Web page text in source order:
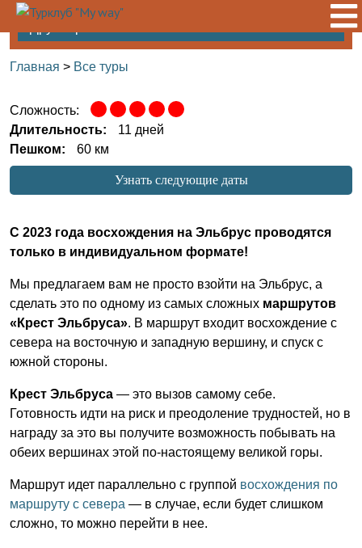
Главная > Все туры
Сложность:
Длительность:
11 дней
Пешком:
60 км
Узнать следующие даты
С 2023 года восхождения на Эльбрус проводятся
только в индивидуальном формате!
Мы предлагаем вам не просто взойти на Эльбрус, а
сделать это по одному из самых сложных маршрутов
«Крест Эльбруса». В маршрут входит восхождение с
севера на восточную и западную вершину, и спуск с
южной стороны.
Крест Эльбруса — это вызов самому себе.
Готовность идти на риск и преодоление трудностей, но в
награду за это вы получите возможность побывать на
обеих вершинах этой по-настоящему великой горы.
Маршрут идет параллельно с группой восхождения по
маршруту с севера — в случае, если будет слишком
сложно, то можно перейти в нее.